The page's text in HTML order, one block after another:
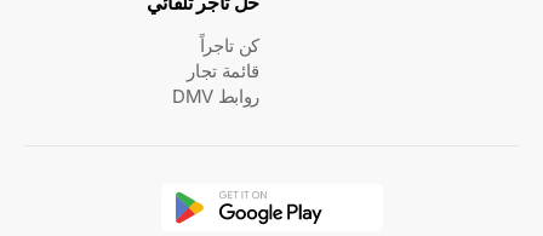
كن تاجراً
قائمة تجار
روابط DMV